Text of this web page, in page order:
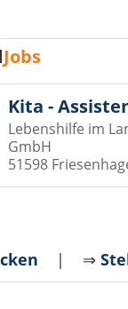
Jobs
Kita -
Lebenshilfe im
GmbH
51598
| ⇒